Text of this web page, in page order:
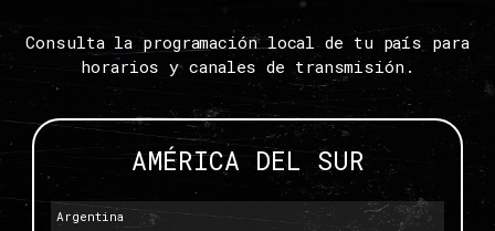
Consulta la programación local de tu país para
horarios y canales de transmisión.
AMÉRICA DEL SUR
Argentina